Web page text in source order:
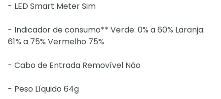
- LED Smart Meter Sim
- Indicador de consumo** Verde: 0% a 60% Laranja:
61% a 75% Vermelho 75%
- Cabo de Entrada Removível Não
- Peso Líquido 64g